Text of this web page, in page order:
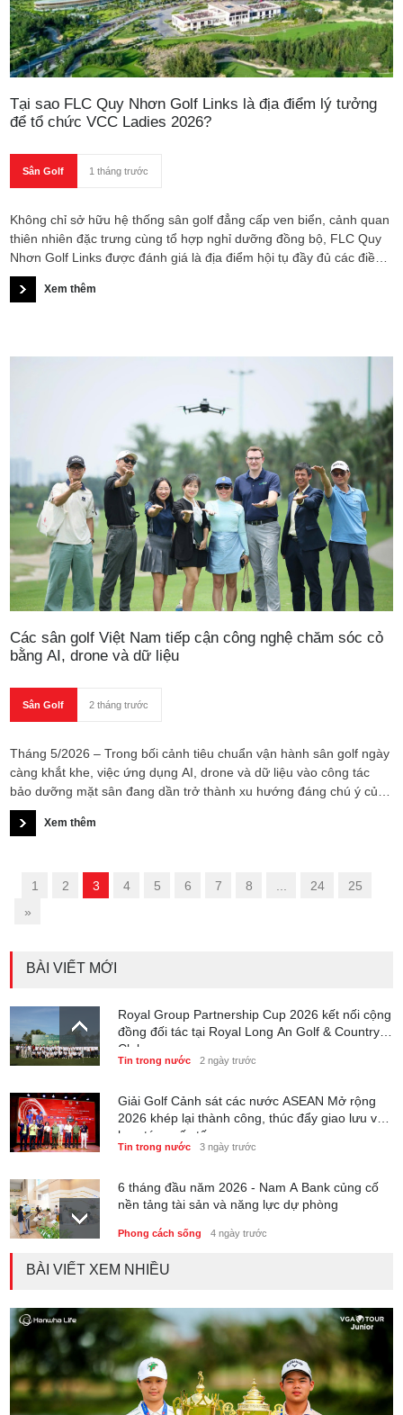
Tại sao FLC Quy Nhơn Golf Links là địa điểm lý tưởng
để tổ chức VCC Ladies 2026?
Sân Golf 1 tháng trước
Không chỉ sở hữu hệ thống sân golf đẳng cấp ven biển, cảnh quan
thiên nhiên đặc trưng cùng tổ hợp nghỉ dưỡng đồng bộ, FLC Quy
Nhơn Golf Links được đánh giá là địa điểm hội tụ đầy đủ các điều
kiện để đăng cai một giải đấu golf nữ quy mô toàn quốc như VCC
Ladies 2026. Bên cạnh đó, việc lựa chọn Quy Nhơn còn mở ra cơ
Xem thêm
Các sân golf Việt Nam tiếp cận công nghệ chăm sóc cỏ
bằng AI, drone và dữ liệu
Sân Golf 2 tháng trước
Tháng 5/2026 – Trong bối cảnh tiêu chuẩn vận hành sân golf ngày
càng khắt khe, việc ứng dụng AI, drone và dữ liệu vào công tác
bảo dưỡng mặt sân đang dần trở thành xu hướng đáng chú ý của
ngành golf quốc tế. Tại Việt Nam, xu hướng này vừa được giới
thiệu thực tế thông qua các buổi bay trình chiếu và khảo sát dữ
Xem thêm
1 2 3 4 5 6 7 8 ... 24
25
»
BÀI VIẾT MỚI
Royal Group Partnership Cup 2026 kết nối cộng
đồng đối tác tại Royal Long An Golf & Country
Club
Tin trong nước 2 ngày trước
Giải Golf Cảnh sát các nước ASEAN Mở rộng
2026 khép lại thành công, thúc đẩy giao lưu và
hợp tác quốc tế
Tin trong nước 3 ngày trước
6 tháng đầu năm 2026 - Nam A Bank củng cố
nền tảng tài sản và năng lực dự phòng
Phong cách sống 4 ngày trước
Thành lập Trung tâm Giải mã lượng tử Quang
Phong cách sống 4 ngày trước
BÀI VIẾT XEM NHIỀU